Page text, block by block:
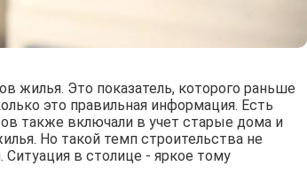
жилья. Это показатель, которого раньше
это правильная информация. Есть
также включали в учет старые дома и
Но такой темп строительства не
в столице - яркое тому